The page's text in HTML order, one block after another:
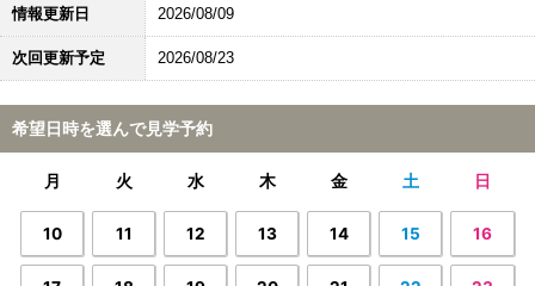
情報更新日 2026/08/09
次回更新予定 2026/08/23
希望日時を選んで見学予約
月 火 水 木 金 土 日
10 11 12 13 14 15 16